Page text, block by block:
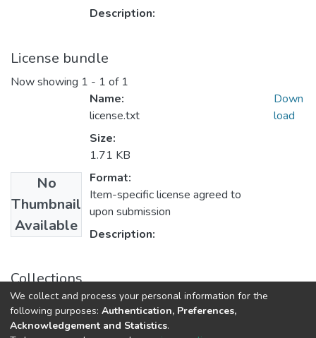
Description:
License bundle
Now showing 1 - 1 of 1
No
Thumbnail
Available
Name:
license.txt
Size:
1.71 KB
Format:
Item-specific license agreed to
upon submission
Description:
Down
load
Collections
Ingeniería de Sistemas.
We collect and process your personal information for the
following purposes: Authentication, Preferences,
Acknowledgement and Statistics.